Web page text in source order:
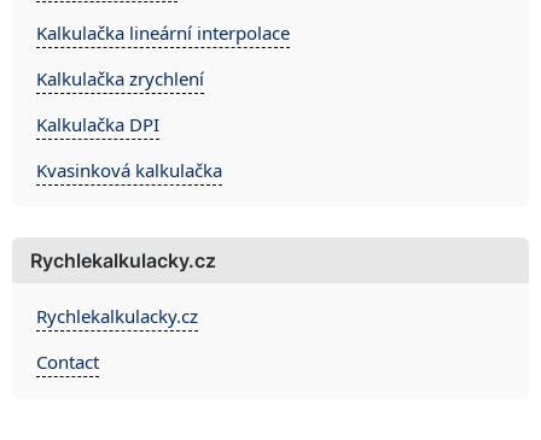
Kalkulačka lineární interpolace
Kalkulačka zrychlení
Kalkulačka DPI
Kvasinková kalkulačka
Rychlekalkulacky.cz
Rychlekalkulacky.cz
Contact